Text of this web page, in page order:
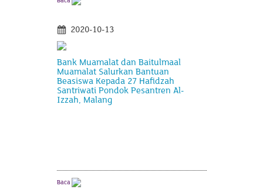
2020-10-13
Bank Muamalat dan Baitulmaal
Muamalat Salurkan Bantuan
Beasiswa Kepada 27 Hafidzah
Santriwati Pondok Pesantren Al-
Izzah, Malang
Baca